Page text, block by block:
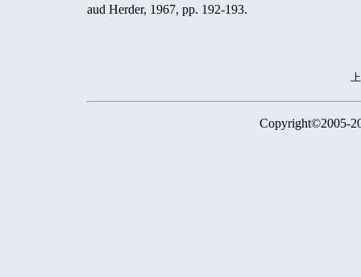
aud Herder, 1967, pp. 192-193.
Copyright©2005-